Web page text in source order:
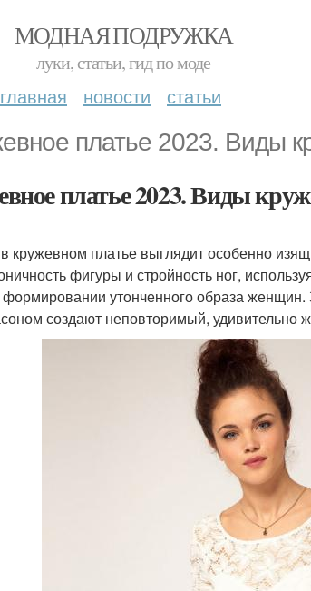
МОДНАЯ ПОДРУЖКА
луки, статьи, гид по моде
главная новости статьи
платье 2023. Виды
платье 2023. Виды
кружевном платье выглядит особенно
фигуры и стройность ног,
формировании утонченного образа
создают неповторимый, удивительно